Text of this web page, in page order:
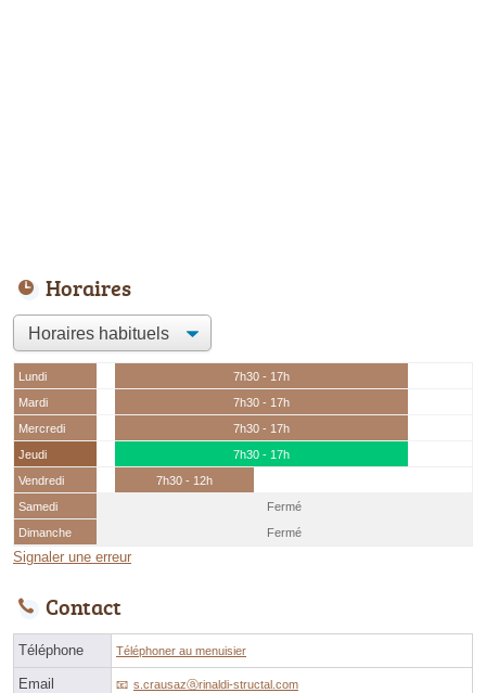
Horaires
Lundi
7h30 - 17h
Mardi
7h30 - 17h
Mercredi
7h30 - 17h
Jeudi
7h30 - 17h
Vendredi
7h30 - 12h
Samedi
Fermé
Dimanche
Fermé
Signaler une erreur
Contact
Téléphone Téléphoner au menuisier
Email s.crausazⓐrinaldi-structal.com